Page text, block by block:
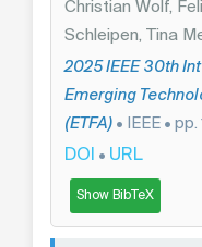
Christian Wolf,
Schleipen, Tina
2025 IEEE 30th
Emerging
(ETFA) • IEEE •
DOI • URL
Show BibTeX